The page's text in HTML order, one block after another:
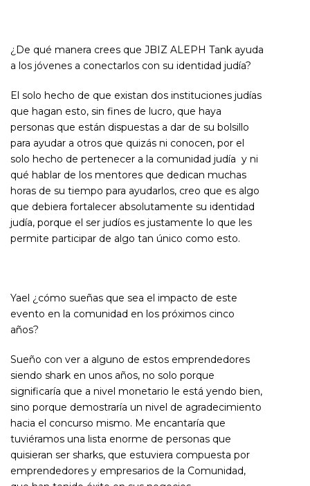
¿De qué manera crees que JBIZ ALEPH Tank ayuda
a los jóvenes a conectarlos con su identidad judía?
El solo hecho de que existan dos instituciones judías
que hagan esto, sin fines de lucro, que haya
personas que están dispuestas a dar de su bolsillo
para ayudar a otros que quizás ni conocen, por el
solo hecho de pertenecer a la comunidad judía y ni
qué hablar de los mentores que dedican muchas
horas de su tiempo para ayudarlos, creo que es algo
que debiera fortalecer absolutamente su identidad
judía, porque el ser judíos es justamente lo que les
permite participar de algo tan único como esto.
Yael ¿cómo sueñas que sea el impacto de este
evento en la comunidad en los próximos cinco
años?
Sueño con ver a alguno de estos emprendedores
siendo shark en unos años, no solo porque
significaría que a nivel monetario le está yendo bien,
sino porque demostraría un nivel de agradecimiento
hacia el concurso mismo. Me encantaría que
tuviéramos una lista enorme de personas que
quisieran ser sharks, que estuviera compuesta por
emprendedores y empresarios de la Comunidad,